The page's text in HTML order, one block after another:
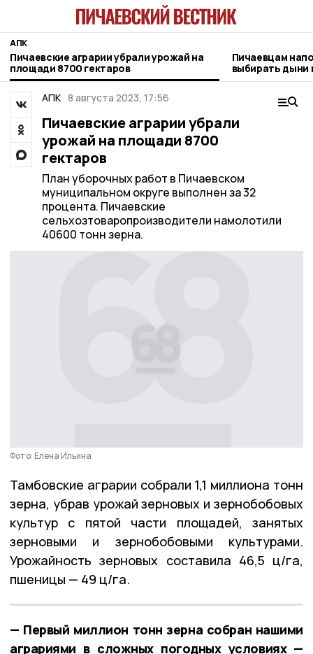
АПК
Пичаевские аграрии убрали урожай на
площади 8700 гектаров
Пичаевцам
выбирать дыни
АПК 8 августа 2023, 17:56
Пичаевские аграрии убрали
урожай на площади 8700
гектаров
План уборочных работ в Пичаевском
муниципальном округе выполнен за 32
процента. Пичаевские
сельхозтоваропроизводители намолотили
40600 тонн зерна.
Фото: Елена Ильина
Тамбовские аграрии собрали 1,1 миллиона тонн
зерна, убрав урожай зерновых и зернобобовых
культур с пятой части площадей, занятых
зерновыми и зернобобовыми культурами.
Урожайность зерновых составила 46,5 ц/га,
пшеницы — 49 ц/га.
— Первый миллион тонн зерна собран нашими
аграриями в сложных погодных условиях —